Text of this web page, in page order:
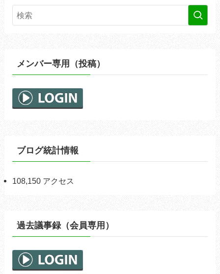
メンバー専用（投稿）
ブログ統計情報
108,150 アクセス
過去議事録（会員専用）